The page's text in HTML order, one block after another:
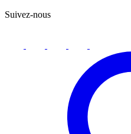
Suivez-nous